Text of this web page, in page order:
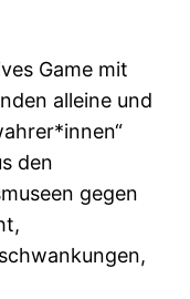
Game mit
alleine und
den
gegen